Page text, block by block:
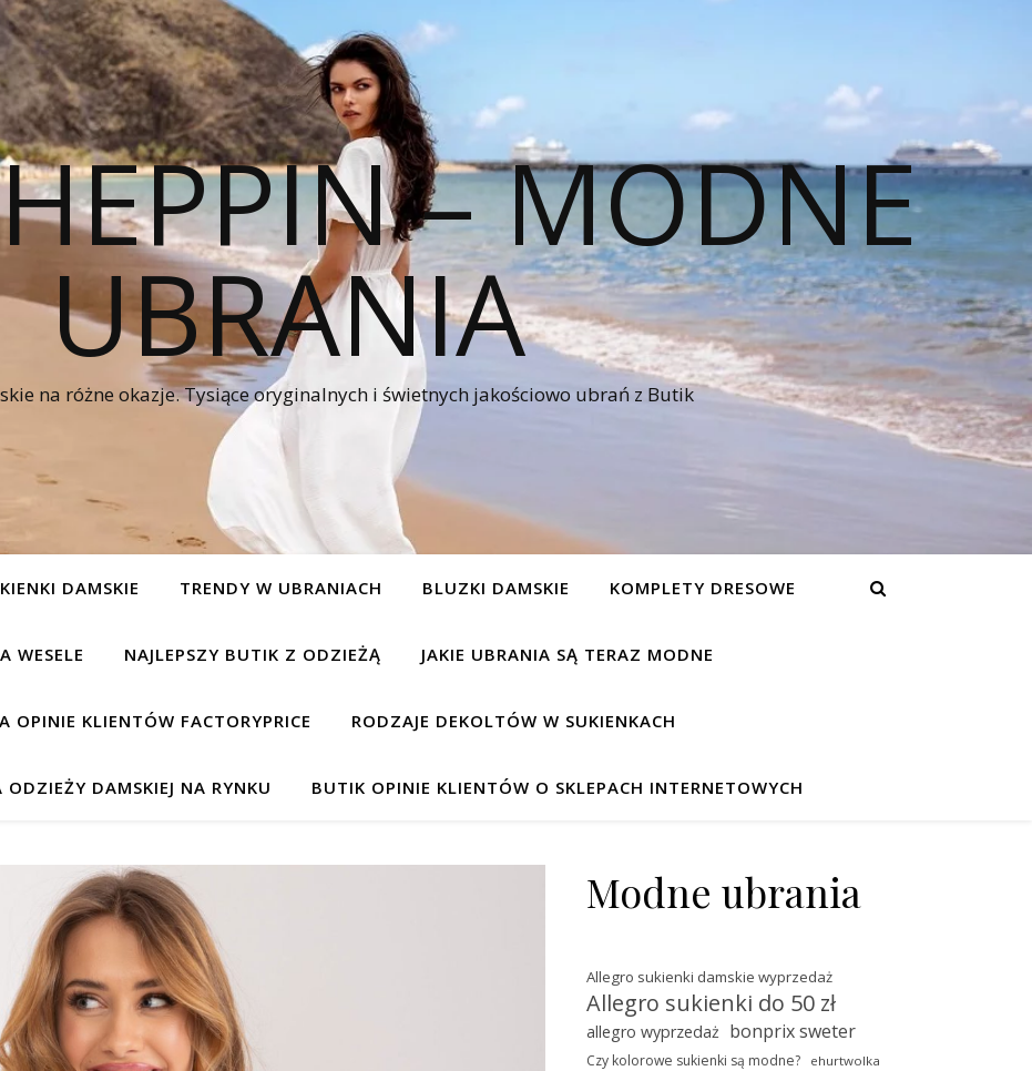
– MODNE
UBRANIA
na różne okazje. Tysiące oryginalnych i świetnych jakościowo ubrań z Butik
DAMSKIE TRENDY W UBRANIACH BLUZKI DAMSKIE KOMPLETY DRESOWE
WESELE NAJLEPSZY BUTIK Z ODZIEŻĄ JAKIE UBRANIA SĄ TERAZ MODNE
OPINIE KLIENTÓW FACTORYPRICE RODZAJE DEKOLTÓW W SUKIENKACH
DAMSKIEJ NA RYNKU BUTIK OPINIE KLIENTÓW O SKLEPACH INTERNETOWYCH
Modne ubrania
Allegro sukienki damskie wyprzedaż
Allegro sukienki do 50 zł
allegro wyprzedaż bonprix sweter
Czy kolorowe sukienki są modne? ehurtwolka